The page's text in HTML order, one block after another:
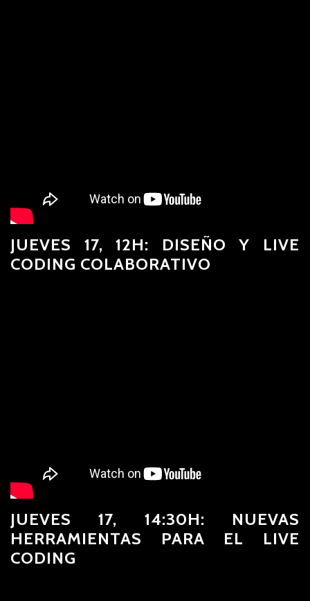
JUEVES 17, 12H: DISEÑO Y LIVE
CODING COLABORATIVO
JUEVES 17, 14:30H: NUEVAS
HERRAMIENTAS PARA EL LIVE
CODING